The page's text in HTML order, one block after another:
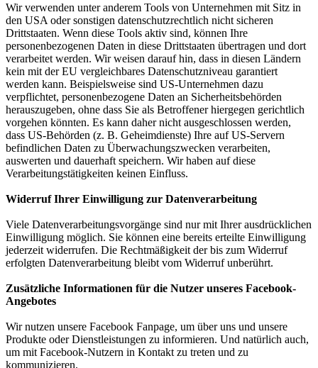
Wir verwenden unter anderem Tools von Unternehmen mit Sitz in
den USA oder sonstigen datenschutzrechtlich nicht sicheren
Drittstaaten. Wenn diese Tools aktiv sind, können Ihre
personenbezogenen Daten in diese Drittstaaten übertragen und dort
verarbeitet werden. Wir weisen darauf hin, dass in diesen Ländern
kein mit der EU vergleichbares Datenschutzniveau garantiert
werden kann. Beispielsweise sind US-Unternehmen dazu
verpflichtet, personenbezogene Daten an Sicherheitsbehörden
herauszugeben, ohne dass Sie als Betroffener hiergegen gerichtlich
vorgehen könnten. Es kann daher nicht ausgeschlossen werden,
dass US-Behörden (z. B. Geheimdienste) Ihre auf US-Servern
befindlichen Daten zu Überwachungszwecken verarbeiten,
auswerten und dauerhaft speichern. Wir haben auf diese
Verarbeitungstätigkeiten keinen Einfluss.
Widerruf Ihrer Einwilligung zur Datenverarbeitung
Viele Datenverarbeitungsvorgänge sind nur mit Ihrer ausdrücklichen
Einwilligung möglich. Sie können eine bereits erteilte Einwilligung
jederzeit widerrufen. Die Rechtmäßigkeit der bis zum Widerruf
erfolgten Datenverarbeitung bleibt vom Widerruf unberührt.
Zusätzliche Informationen für die Nutzer unseres Facebook-
Angebotes
Wir nutzen unsere Facebook Fanpage, um über uns und unsere
Produkte oder Dienstleistungen zu informieren. Und natürlich auch,
um mit Facebook-Nutzern in Kontakt zu treten und zu
kommunizieren.